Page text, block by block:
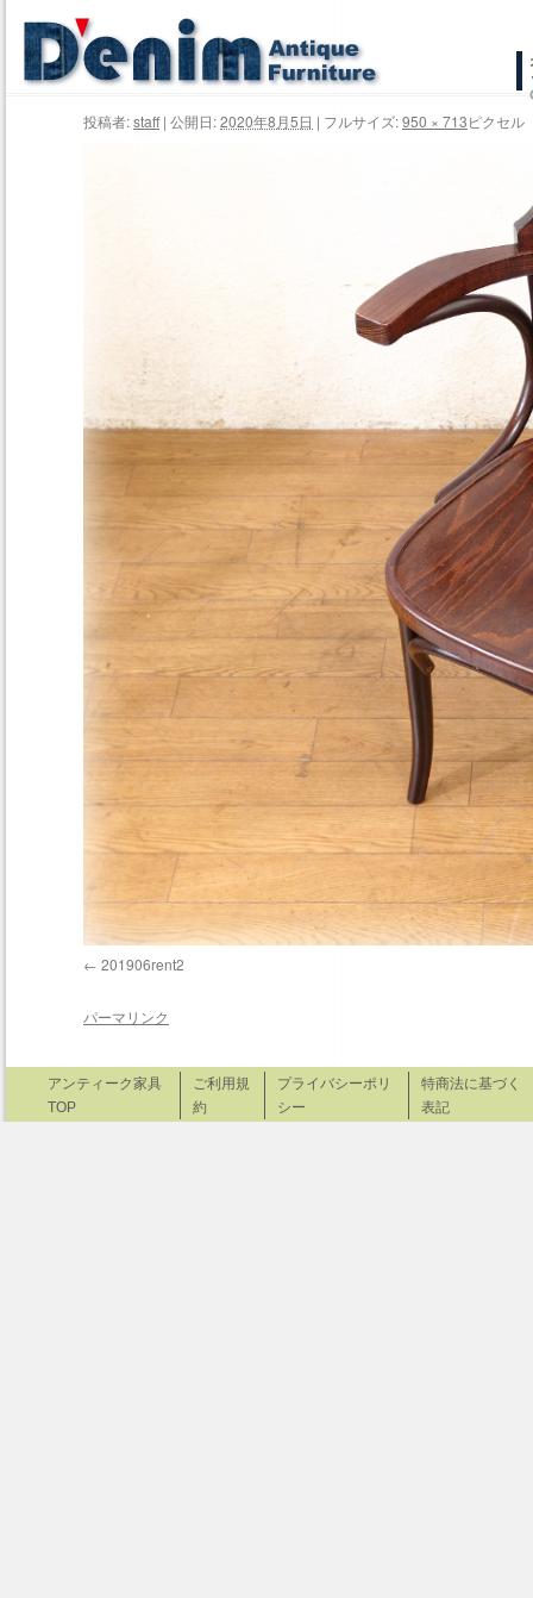
テ
ス
ッ
投稿者:staff | 公開日:2020年8月5日 | フルサイズ:950 × 713ピクセル
201906rent2
パーマリンク
アンティーク家具
TOP
ご利用規
約
プライバシーポリ
シー
特商法に基づく
表記